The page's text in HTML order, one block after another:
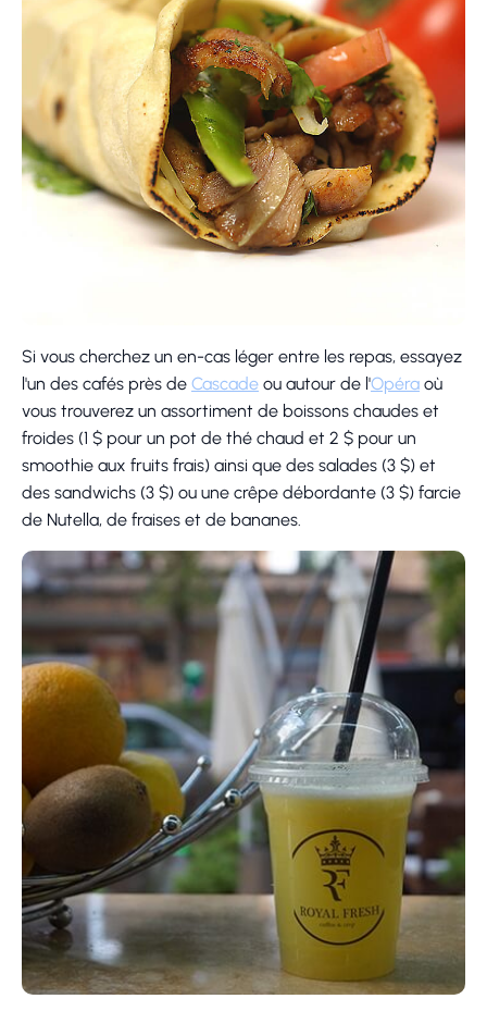
Si vous cherchez un en-cas léger entre les repas, essayez
l'un des cafés près de Cascade ou autour de l'Opéra où
vous trouverez un assortiment de boissons chaudes et
froides (1 $ pour un pot de thé chaud et 2 $ pour un
smoothie aux fruits frais) ainsi que des salades (3 $) et
des sandwichs (3 $) ou une crêpe débordante (3 $) farcie
de Nutella, de fraises et de bananes.